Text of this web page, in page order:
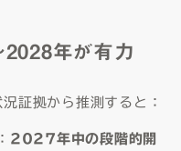
2028年が有力
証拠から推測すると：
2027年中の段階的開